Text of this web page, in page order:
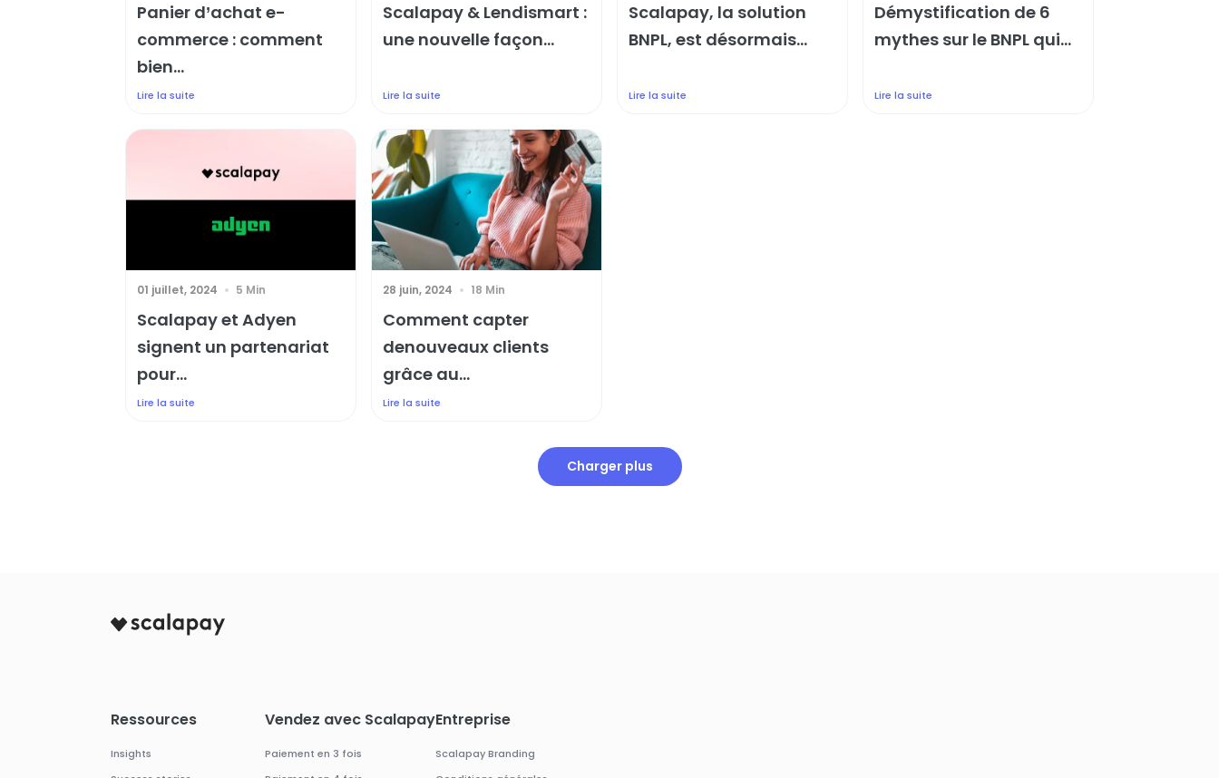
Panier d’achat e-
commerce : comment
bien...
Lire la suite
Scalapay & Lendismart :
une nouvelle façon...
Lire la suite
Scalapay, la solution
BNPL, est désormais...
Lire la suite
Démystification de 6
mythes sur le BNPL qui...
Lire la suite
01 juillet, 2024 5 Min
Scalapay et Adyen
signent un partenariat
pour...
Lire la suite
28 juin, 2024 18 Min
Comment capter
denouveaux clients
grâce au...
Lire la suite
Charger plus
Ressources
Insights
Vendez avec Scalapay
Paiement en 3 fois
Entreprise
Scalapay Branding